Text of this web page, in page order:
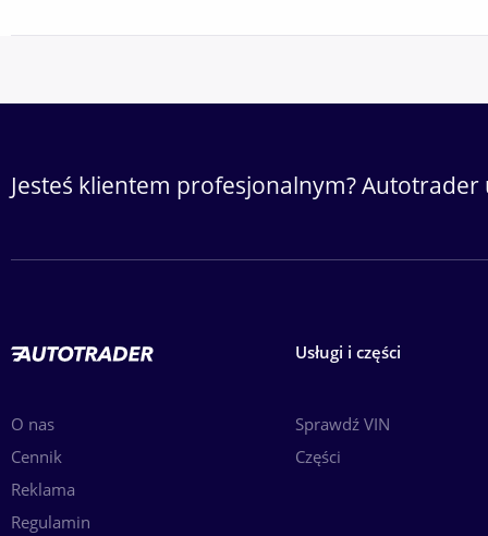
Jesteś klientem profesjonalnym?
O nas
Cennik
Reklama
Regulamin
Usługi i części
Sprawdź VIN
Części